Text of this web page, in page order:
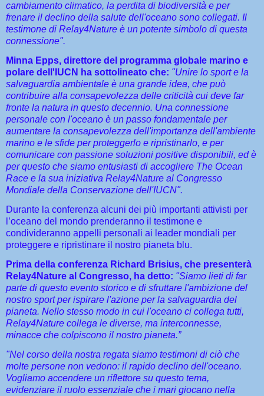
cambiamento climatico, la perdita di biodiversità e per
frenare il declino della salute dell'oceano sono collegati. Il
testimone di Relay4Nature è un potente simbolo di questa
connessione".
Minna Epps, direttore del programma globale marino e
polare dell'IUCN ha sottolineato che: "Unire lo sport e la
salvaguardia ambientale è una grande idea, che può
contribuire alla consapevolezza delle criticità cui deve far
fronte la natura in questo decennio. Una connessione
personale con l'oceano è un passo fondamentale per
aumentare la consapevolezza dell'importanza dell'ambiente
marino e le sfide per proteggerlo e ripristinarlo, e per
comunicare con passione soluzioni positive disponibili, ed è
per questo che siamo entusiasti di accogliere The Ocean
Race e la sua iniziativa Relay4Nature al Congresso
Mondiale della Conservazione dell'IUCN".
Durante la conferenza alcuni dei più importanti attivisti per
l’oceano del mondo prenderanno il testimone e
condivideranno appelli personali ai leader mondiali per
proteggere e ripristinare il nostro pianeta blu.
Prima della conferenza Richard Brisius, che presenterà
Relay4Nature al Congresso, ha detto: "Siamo lieti di far
parte di questo evento storico e di sfruttare l'ambizione del
nostro sport per ispirare l'azione per la salvaguardia del
pianeta. Nello stesso modo in cui l'oceano ci collega tutti,
Relay4Nature collega le diverse, ma interconnesse,
minacce che colpiscono il nostro pianeta.”
"Nel corso della nostra regata siamo testimoni di ciò che
molte persone non vedono: il rapido declino dell'oceano.
Vogliamo accendere un riflettore su questo tema,
evidenziare il ruolo essenziale che i mari giocano nella